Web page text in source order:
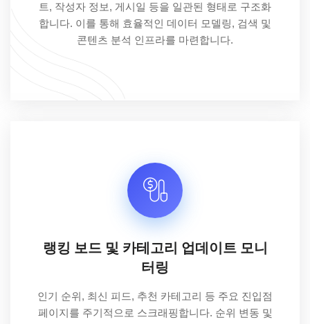
트, 작성자 정보, 게시일 등을 일관된 형태로 구조화
합니다. 이를 통해 효율적인 데이터 모델링, 검색 및
콘텐츠 분석 인프라를 마련합니다.
랭킹 보드 및 카테고리 업데이트 모니
터링
인기 순위, 최신 피드, 추천 카테고리 등 주요 진입점
페이지를 주기적으로 스크래핑합니다. 순위 변동 및